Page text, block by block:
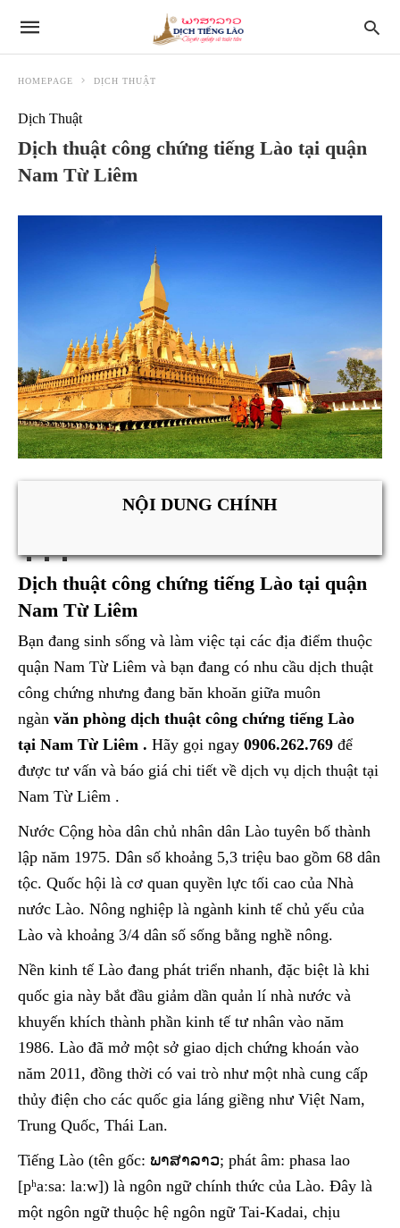
HOMEPAGE DỊCH THUẬT
Dịch Thuật
Dịch thuật công chứng tiếng Lào tại quận
Nam Từ Liêm
NỘI DUNG CHÍNH
Dịch thuật công chứng tiếng Lào tại quận
Nam Từ Liêm
Bạn đang sinh sống và làm việc tại các địa điểm thuộc
quận Nam Từ Liêm và bạn đang có nhu cầu dịch thuật
công chứng nhưng đang băn khoăn giữa muôn
ngàn văn phòng dịch thuật công chứng tiếng Lào
tại Nam Từ Liêm . Hãy gọi ngay 0906.262.769 để
được tư vấn và báo giá chi tiết về dịch vụ dịch thuật tại
Nam Từ Liêm .
Nước Cộng hòa dân chủ nhân dân Lào tuyên bố thành
lập năm 1975. Dân số khoảng 5,3 triệu bao gồm 68 dân
tộc. Quốc hội là cơ quan quyền lực tối cao của Nhà
nước Lào. Nông nghiệp là ngành kinh tế chủ yếu của
Lào và khoảng 3/4 dân số sống bằng nghề nông.
Nền kinh tế Lào đang phát triển nhanh, đặc biệt là khi
quốc gia này bắt đầu giảm dần quản lí nhà nước và
khuyến khích thành phần kinh tế tư nhân vào năm
1986. Lào đã mở một sở giao dịch chứng khoán vào
năm 2011, đồng thời có vai trò như một nhà cung cấp
thủy điện cho các quốc gia láng giềng như Việt Nam,
Trung Quốc, Thái Lan.
Tiếng Lào (tên gốc: ພາສາລາວ; phát âm: phasa lao
[pʰaːsaː laːw]) là ngôn ngữ chính thức của Lào. Đây là
một ngôn ngữ thuộc hệ ngôn ngữ Tai-Kadai, chịu